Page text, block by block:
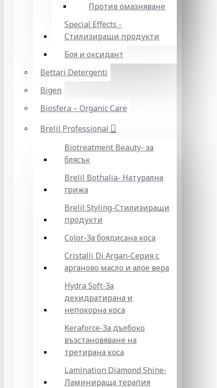
Против омазняване
Special Effects -
Стилизиращи продукти
Боя и оксидант
Bettari Detergenti
Bigen
Biosfera – Organic Care
Brelil Professional
Biotreatment Beauty- за
блясък
Brelil Bothalia- Натурална
грижа
Brelil Styling-Стилизиращи
продукти
Color-За боядисана коса
Cristalli Di Argan-Серия с
арганово масло и алое вера
Hydra Soft-За
дехидратирана и
непокорна коса
Keraforce-За дълбоко
възстановяване на
третирана коса
Lamination Diamond Shine-
Ламинираща терапия